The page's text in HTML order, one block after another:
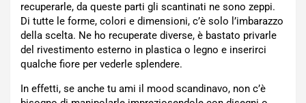
recuperarle, da queste parti gli scantinati ne sono zeppi.
Di tutte le forme, colori e dimensioni, c’è solo l’imbarazzo
della scelta. Ne ho recuperate diverse, è bastato privarle
del rivestimento esterno in plastica o legno e inserirci
qualche fiore per vederle splendere.
In effetti, se anche tu ami il mood scandinavo, non c’è